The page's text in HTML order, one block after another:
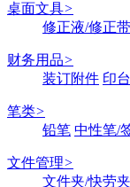
桌面文具>
修正液/修正带
财务用品>
装订附件 印
笔类>
铅笔 中性笔/
文件管理>
文件夹/快劳